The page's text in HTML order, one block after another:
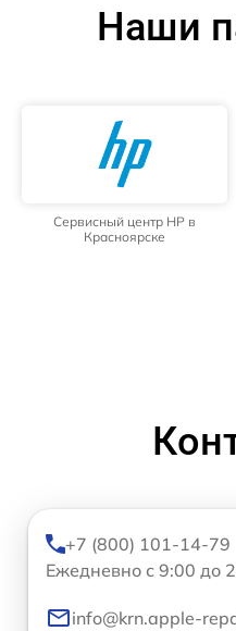
Наши
Сервисный центр HP в
Красноярске
+7 (800) 101-14-79
Ежедневно с 9:00 до
info@krn.apple-